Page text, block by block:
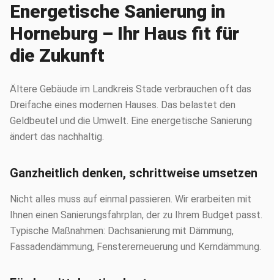
Energetische Sanierung in
Horneburg – Ihr Haus fit für
die Zukunft
Ältere Gebäude im Landkreis Stade verbrauchen oft das
Dreifache eines modernen Hauses. Das belastet den
Geldbeutel und die Umwelt. Eine energetische Sanierung
ändert das nachhaltig.
Ganzheitlich denken, schrittweise umsetzen
Nicht alles muss auf einmal passieren. Wir erarbeiten mit
Ihnen einen Sanierungsfahrplan, der zu Ihrem Budget passt.
Typische Maßnahmen: Dachsanierung mit Dämmung,
Fassadendämmung, Fenstererneuerung und Kerndämmung.